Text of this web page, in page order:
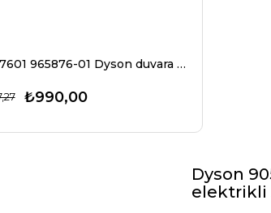
96587601 965876-01 Dyson duvara montaj aparatı
₺990,00
Dyson
elektrikli